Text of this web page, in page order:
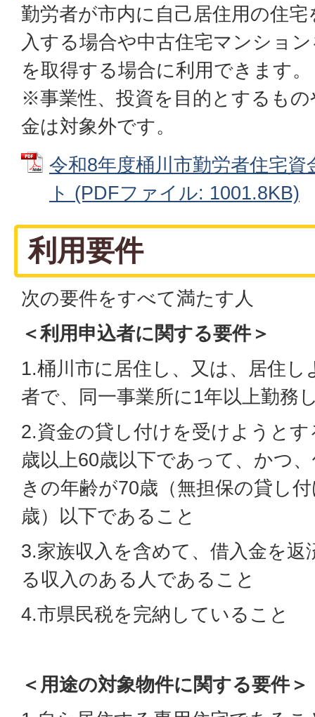
勤労者が市内に自己居住用の住
入する場合や中古住宅マンショ
を取得する場合に利用できます。
※事業性、投資を目的とするも
金は対象外です。
令和8年度桶川市勤労者住宅
ト (PDFファイル: 1001.8KB)
利用要件
次の要件をすべて満たす人
＜利用申込者に関する要件＞
1.桶川市に居住し、又は、居住
者で、同一事業所に1年以上勤務
2.資金の貸し付けを受けようと
歳以上60歳以下であって、かつ
きの年齢が70歳（無担保の貸し
歳）以下であること
3.家族収入を含めて、借入金を
る収入のある人であること
4.市県民税を完納していること
＜用途の対象物件に関する要件＞